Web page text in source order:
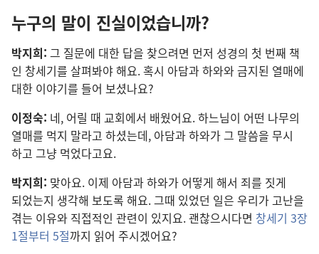
누구의 말이 진실이었습니까?
박지희: 그 질문에 대한 답을 찾으려면 먼저 성경의 첫 번째 책
인 창세기를 살펴봐야 해요. 혹시 아담과 하와와 금지된 열매에
대한 이야기를 들어 보셨나요?
이정숙: 네, 어릴 때 교회에서 배웠어요. 하느님이 어떤 나무의
열매를 먹지 말라고 하셨는데, 아담과 하와가 그 말씀을 무시
하고 그냥 먹었다고요.
박지희: 맞아요. 이제 아담과 하와가 어떻게 해서 죄를 짓게
되었는지 생각해 보도록 해요. 그때 있었던 일은 우리가 고난을
겪는 이유와 직접적인 관련이 있지요. 괜찮으시다면 창세기 3장
1절부터 5절까지 읽어 주시겠어요?